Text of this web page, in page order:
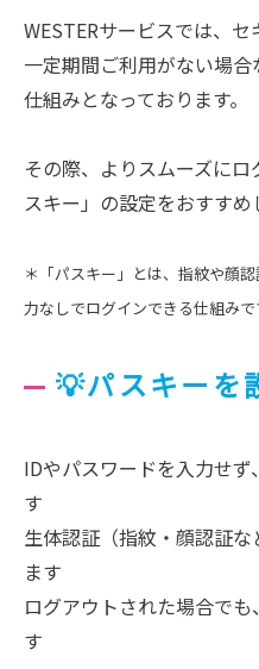
WESTERサービスでは、セ
一定期間ご利用がない場
仕組みとなっております。
その際、よりスムーズにロ
スキー」の設定をおすすめ
＊「パスキー」とは、指紋や顔
力なしでログインできる仕組みで
💡パスキー
IDやパスワードを入力せ
す
生体認証（指紋・顔認証
ます
ログアウトされた場合で
す